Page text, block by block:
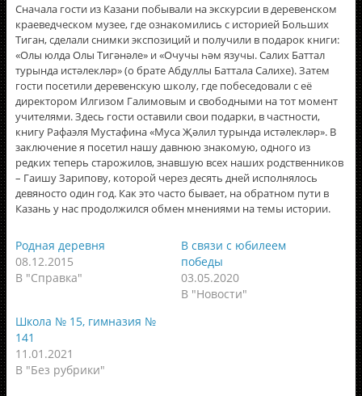
Сначала гости из Казани побывали на экскурсии в деревенском
краеведческом музее, где ознакомились с историей Больших
Тиган, сделали снимки экспозиций и получили в подарок книги:
«Олы юлда Олы Тигәнәле» и «Очучы һәм язучы. Салих Баттал
турында истәлекләр» (о брате Абдуллы Баттала Салихе). Затем
гости посетили деревенскую школу, где побеседовали с еë
директором Илгизом Галимовым и свободными на тот момент
учителями. Здесь гости оставили свои подарки, в частности,
книгу Рафаэля Мустафина «Муса Җәлил турында истәлекләр». В
заключение я посетил нашу давнюю знакомую, одного из
редких теперь старожилов, знавшую всех наших родственников
– Гаишу Зарипову, которой через десять дней исполнялось
девяносто один год. Как это часто бывает, на обратном пути в
Казань у нас продолжился обмен мнениями на темы истории.
Родная деревня
08.12.2015
В "Справка"
В связи с юбилеем
победы
03.05.2020
В "Новости"
Школа № 15, гимназия №
141
11.01.2021
В "Без рубрики"